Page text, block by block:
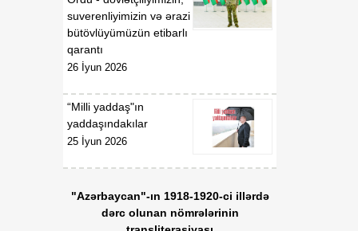
Heyvan kəsimi
məntəqələrində
monitorinqlər aparılıb
18:18
07 Avqust
texnologiyalar dilin
qarşısında aciz qala bilər
07 Avqust
Azərbaycan müxtəlif
geosiyasi məkanlar
imkanları olan dövlət
mövqeyini gücləndirir
17:55
07 Avqust
suverenliyimizin və ərazi
bütövlüyümüzün etibarlı
qarantı
26 İyun 2026
“Milli yaddaş"ın
yaddaşındakılar
25 İyun 2026
"Azərbaycan"-ın 1918-1920-ci illərdə
dərc olunan nömrələrinin